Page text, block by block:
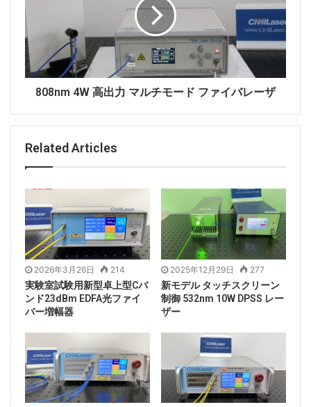
808nm 4W 高出力 マルチモード ファイバレーザ
Related Articles
2026年3月26日 214
実験室試験用新型卓上型Cバ
ンド23dBm EDFA光ファイ
バー増幅器
2025年12月29日 277
新モデル タッチスクリーン
制御 532nm 10W DPSS レー
ザー